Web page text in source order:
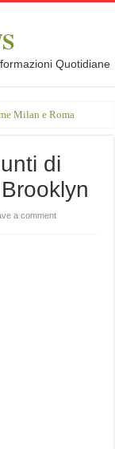
Quotidiane
Milan e Roma
di
a comment